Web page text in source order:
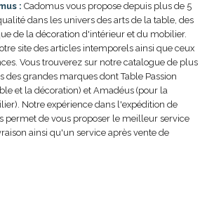
: Cadomus vous propose depuis plus de 5
dans les univers des arts de la table, des
de la décoration d'intérieur et du mobilier.
site des articles intemporels ainsi que ceux
Vous trouverez sur notre catalogue de plus
des grandes marques dont Table Passion
et la décoration) et Amadéus (pour la
Notre expérience dans l'expédition de
permet de vous proposer le meilleur service
ainsi qu'un service après vente de